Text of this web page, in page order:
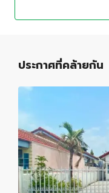
ประกาศที่คล้ายกัน